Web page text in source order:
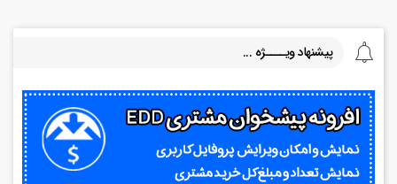
پیشنهاد ویــــژه ...